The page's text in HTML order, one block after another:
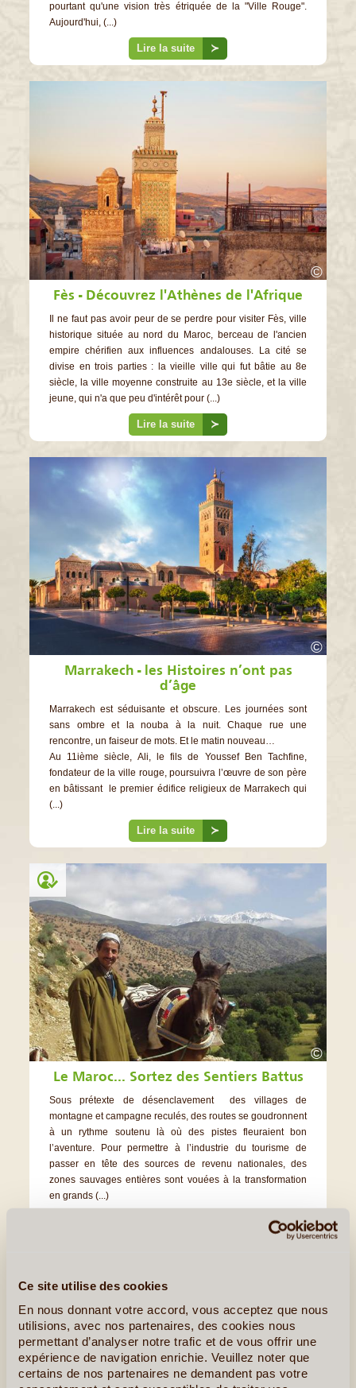
Ce site utilise des cookies
En nous donnant votre accord, vous acceptez que nous
utilisions, avec nos partenaires, des cookies nous
permettant d’analyser notre trafic et de vous offrir une
expérience de navigation enrichie. Veuillez noter que
certains de nos partenaires ne demandent pas votre
pourtant qu'une vision très étriquée de la "Ville Rouge".
Aujourd'hui, (...)
Lire la suite ≻
©
Fès - Découvrez l'Athènes de l'Afrique
Il ne faut pas avoir peur de se perdre pour visiter Fès, ville
historique située au nord du Maroc, berceau de l'ancien
empire chérifien aux influences andalouses. La cité se
divise en trois parties : la vieille ville qui fut bâtie au 8e
siècle, la ville moyenne construite au 13e siècle, et la ville
jeune, qui n'a que peu d'intérêt pour (...)
Lire la suite ≻
©
Marrakech - les Histoires n’ont pas
d’âge
Marrakech est séduisante et obscure. Les journées sont
sans ombre et la nouba à la nuit. Chaque rue une
rencontre, un faiseur de mots. Et le matin nouveau…
Au 11ième siècle, Ali, le fils de Youssef Ben Tachfine,
fondateur de la ville rouge, poursuivra l’œuvre de son père
en bâtissant le premier édifice religieux de Marrakech qui
(...)
Lire la suite ≻
©
Le Maroc... Sortez des Sentiers Battus
Sous prétexte de désenclavement des villages de
montagne et campagne reculés, des routes se goudronnent
à un rythme soutenu là où des pistes fleuraient bon
l’aventure. Pour permettre à l’industrie du tourisme de
passer en tête des sources de revenu nationales, des
zones sauvages entières sont vouées à la transformation
en grands (...)